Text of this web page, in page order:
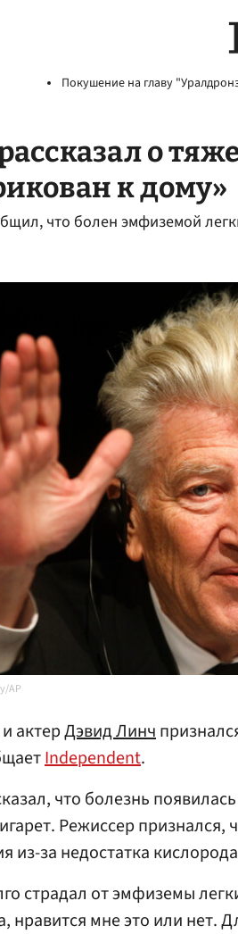
Покушение на главу
о
к дому»
что болен эмфиземой
AP
актерДэвид Линч
Independent.
что болезнь
Режиссер
из-за недостатка
страдал от эмфиземы
нравится мне это или нет.